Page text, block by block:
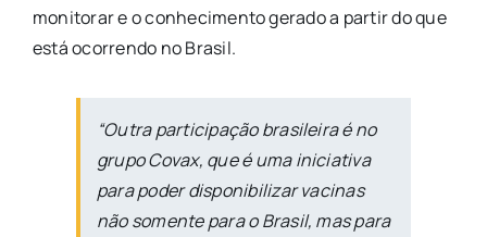
monitorar e o conhecimento gerado a partir do que
está ocorrendo no Brasil.
“Outra participação brasileira é no
grupo Covax, que é uma iniciativa
para poder disponibilizar vacinas
não somente para o Brasil, mas para